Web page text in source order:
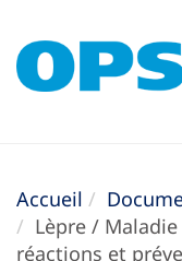
Accueil
Lèpre /
réactions et